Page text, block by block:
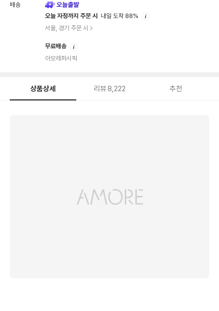
배송
오늘 자정까지 주문 시 내일 도착 88%
서울, 경기 주문 시
무료배송
아모레퍼시픽
상품상세 리뷰 8,222 추천